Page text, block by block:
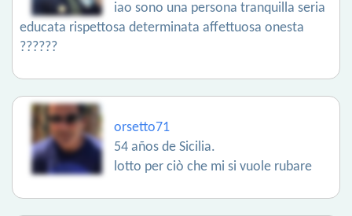
iao sono una persona tranquilla seria
educata rispettosa determinata affettuosa onesta
??????
orsetto71
54 años de Sicilia.
lotto per ciò che mi si vuole rubare